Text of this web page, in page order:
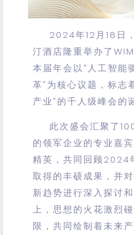
2024年12月18日
汀酒店隆重举办了
本届年会以“人工智能
革”为核心议题，标志
产业”的千人级峰会的
此次盛会汇聚了
的领军企业的专业嘉
精英，共同回顾2024
取得的丰硕成果，并
新趋势进行深入探讨
上，思想的火花激烈
限，共同绘制着未来